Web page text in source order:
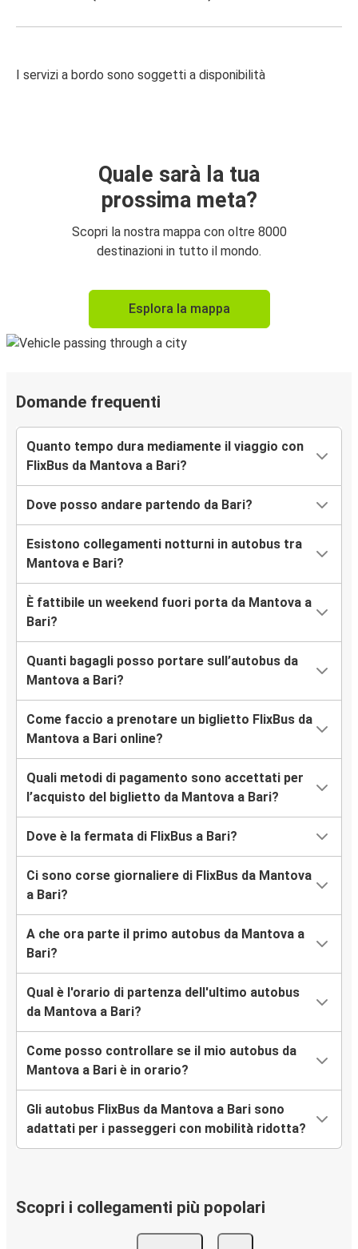
I servizi a bordo sono soggetti a disponibilità
Quale sarà la tua
prossima meta?
Scopri la nostra mappa con oltre 8000
destinazioni in tutto il mondo.
Esplora la mappa
Domande frequenti
Quanto tempo dura mediamente il viaggio con
FlixBus da Mantova a Bari?
Dove posso andare partendo da Bari?
Esistono collegamenti notturni in autobus tra
Mantova e Bari?
È fattibile un weekend fuori porta da Mantova a
Bari?
Quanti bagagli posso portare sull’autobus da
Mantova a Bari?
Come faccio a prenotare un biglietto FlixBus da
Mantova a Bari online?
Quali metodi di pagamento sono accettati per
l’acquisto del biglietto da Mantova a Bari?
Dove è la fermata di FlixBus a Bari?
Ci sono corse giornaliere di FlixBus da Mantova
a Bari?
A che ora parte il primo autobus da Mantova a
Bari?
Qual è l'orario di partenza dell'ultimo autobus
da Mantova a Bari?
Come posso controllare se il mio autobus da
Mantova a Bari è in orario?
Gli autobus FlixBus da Mantova a Bari sono
adattati per i passeggeri con mobilità ridotta?
Scopri i collegamenti più popolari